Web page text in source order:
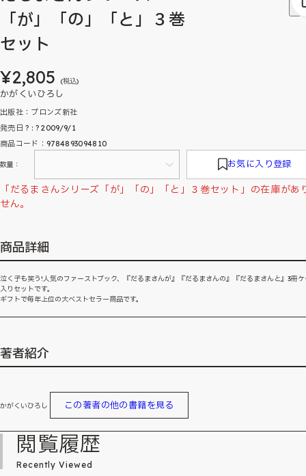
「が」「の」「と」３巻
セット
¥2,805 (税込)
かがくいひろし
出版社：ブロンズ新社
発売日 ? : ? 2009/9/1
商品コード：9784893094810
数量： お気に入り登録
「だるまさんシリーズ「が」「の」「と」３巻セット」の在庫があ
せん。
商品詳細
泣く子も笑う!人気のファーストブック、『だるまさんが』『だるまさんの』『だるまさんと』3冊
入りセットです。
ギフトで毎年上位の大ベストセラー商品です。
著者紹介
かがくいひろし この著者の他の書籍を見る
閲覧履歴
Recently Viewed